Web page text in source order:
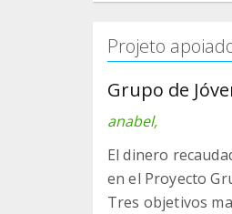
Projeto
Grupo de
anabel,
El dinero
en el Proyecto
Tres objetivos